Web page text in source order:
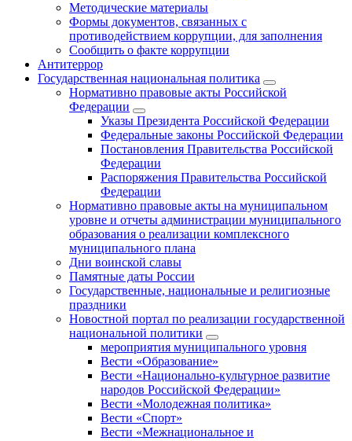
Методические материалы
Формы документов, связанных с
противодействием коррупции, для заполнения
Сообщить о факте коррупции
Антитеррор
Государственная национальная политика
Нормативно правовые акты Российской
Федерации
Указы Президента Российской Федерации
Федеральные законы Российской Федерации
Постановления Правительства Российской
Федерации
Распоряжения Правительства Российской
Федерации
Нормативно правовые акты на муниципальном
уровне и отчеты администрации муниципального
образования о реализации комплексного
муниципального плана
Дни воинской славы
Памятные даты России
Государственные, национальные и религиозные
праздники
Новостной портал по реализации государственной
национальной политики
мероприятия муниципального уровня
Вести «Образование»
Вести «Национально-культурное развитие
народов Российской Федерации»
Вести «Молодежная политика»
Вести «Спорт»
Вести «Межнациональное и